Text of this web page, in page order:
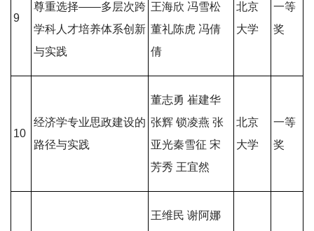
9
尊重选择——多层次跨
学科人才培养体系创新
与实践
王海欣 冯雪松
董礼陈虎 冯倩
倩
北京
大学
一等
奖
10
经济学专业思政建设的
路径与实践
董志勇 崔建华
张辉 锁凌燕 张
亚光秦雪征 宋
芳秀 王宜然
北京
大学
一等
奖
王维民 谢阿娜